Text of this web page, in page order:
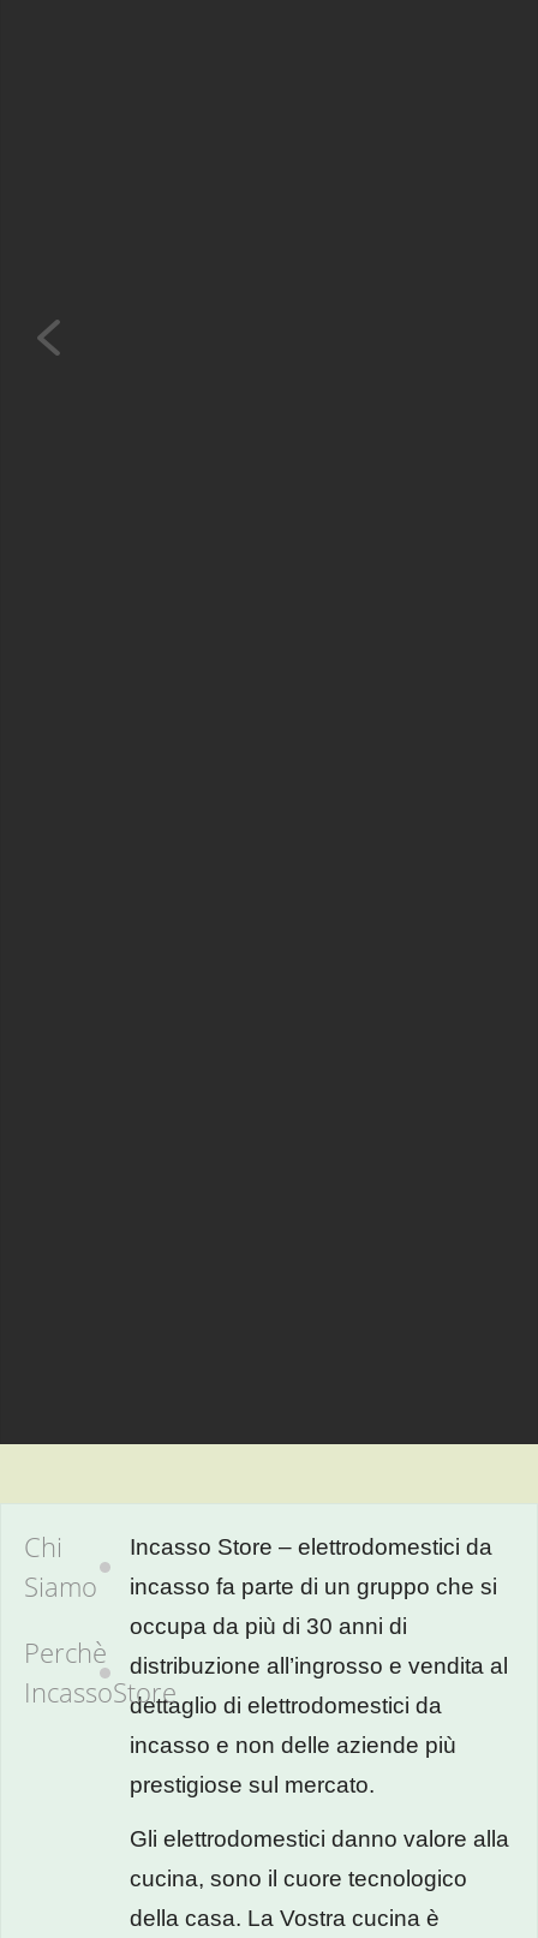
Chi Siamo Perchè IncassoStore
Incasso Store – elettrodomestici da incasso fa
parte di un gruppo che si occupa da più di 30
anni di distribuzione all’ingrosso e vendita al
dettaglio di elettrodomestici da incasso e non
delle aziende più prestigiose sul mercato.